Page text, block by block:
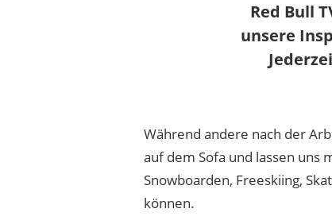
Red Bull
unsere
Während andere nach der
auf dem Sofa und lassen uns
Snowboarden, Freeskiing,
können.